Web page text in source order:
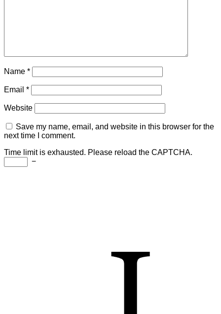
Name *
Email *
Website
Save my name, email, and website in this browser for the
next time I comment.
Time limit is exhausted. Please reload the CAPTCHA.
−